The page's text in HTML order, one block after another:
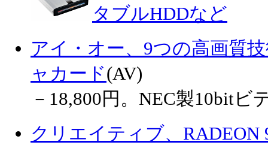
タブルHDDなど
アイ・オー、9つの高画質
ャカード(AV)
－18,800円。NEC製10bitビ
クリエイティブ、RADEON